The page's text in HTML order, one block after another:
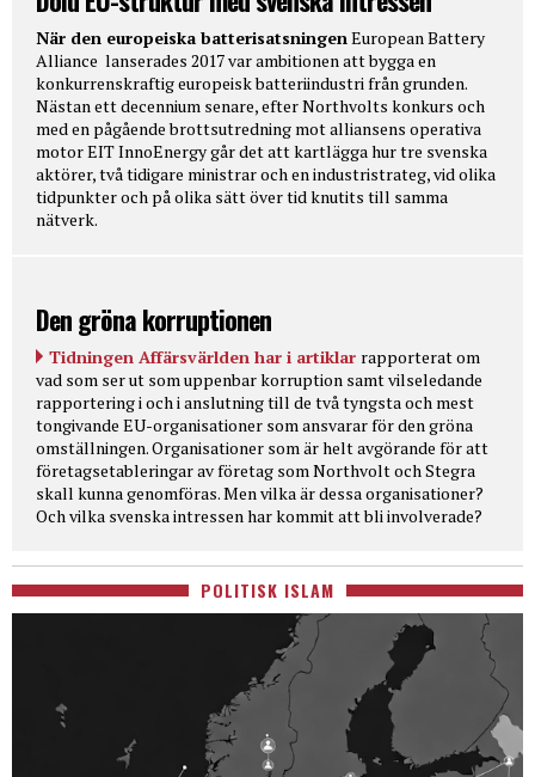
När den europeiska batterisatsningenEuropean Battery
Alliance lanserades 2017 var ambitionen att bygga en
konkurrenskraftig europeisk batteriindustri från grunden.
Nästan ett decennium senare, efter Northvolts konkurs och
med en pågående brottsutredning mot alliansens operativa
motor EIT InnoEnergy går det att kartlägga hur tre svenska
aktörer, två tidigare ministrar och en industristrateg, vid olika
tidpunkter och på olika sätt över tid knutits till samma
nätverk.
Den gröna korruptionen
Tidningen Affärsvärlden har i artiklar rapporterat om
vad som ser ut som uppenbar korruption samt vilseledande
rapportering i och i anslutning till de två tyngsta och mest
tongivande EU-organisationer som ansvarar för den gröna
omställningen. Organisationer som är helt avgörande för att
företagsetableringar av företag som Northvolt och Stegra
skall kunna genomföras. Men vilka är dessa organisationer?
Och vilka svenska intressen har kommit att bli involverade?
POLITISK ISLAM